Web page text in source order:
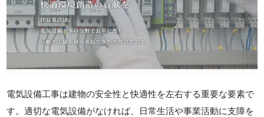
電気設備工事は建物の安全性と快適性を左右する重要な要素で
す。適切な電気設備がなければ、日常生活や事業活動に支障を